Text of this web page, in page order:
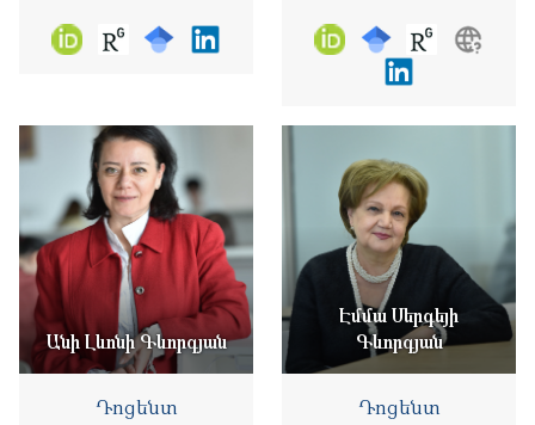
Անի Լևոնի Գևորգյան
Դոցենտ
Էմմա Սերգեյի
Գևորգյան
Դոցենտ